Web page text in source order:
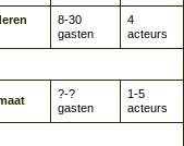
8-30
gasten
4
acteurs
?-?
gasten
1-5
acteurs